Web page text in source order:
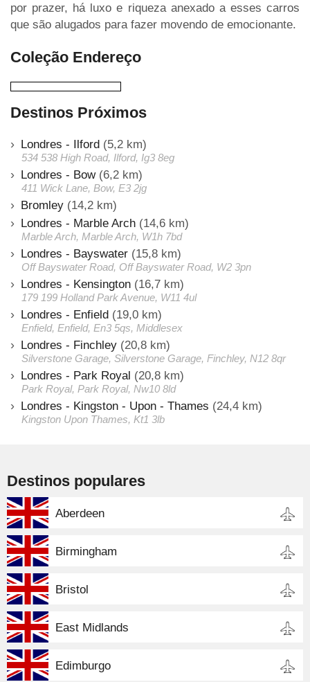
por prazer, há luxo e riqueza anexado a esses carros
que são alugados para fazer movendo de emocionante.
Coleção Endereço
Destinos Próximos
Londres - Ilford (5,2 km)
534 538 High Road, Ilford, Ig3 8eg
Londres - Bow(6,2 km)
411 Wick Lane, Bow, E3 2jg
Bromley (14,2 km)
Londres - Marble Arch (14,6 km)
Marble Arch, Marble Arch, W1h 7bd
Londres - Bayswater (15,8 km)
Off Bayswater Road, Off Bayswater Road, W2 3pn
Londres - Kensington (16,7 km)
179 199 Holland Park Avenue, W11 4ul
Londres - Enfield (19,0 km)
Enfield, Enfield, En3 5qs, Middlesex
Londres - Finchley (20,8 km)
Silverstone Garage, Silverstone Garage, Finchley, N12 8qr
Londres - Park Royal (20,8 km)
Park Royal, Park Royal, Nw10 8ld
Londres - Kingston - Upon - Thames (24,4 km)
Kingston Upon Thames, Kt1 3lb
Destinos populares
Aberdeen
Birmingham
Bristol
East Midlands
Edimburgo